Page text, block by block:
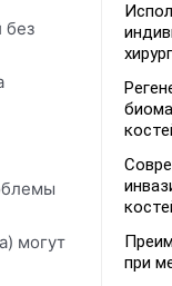
без
могут
при